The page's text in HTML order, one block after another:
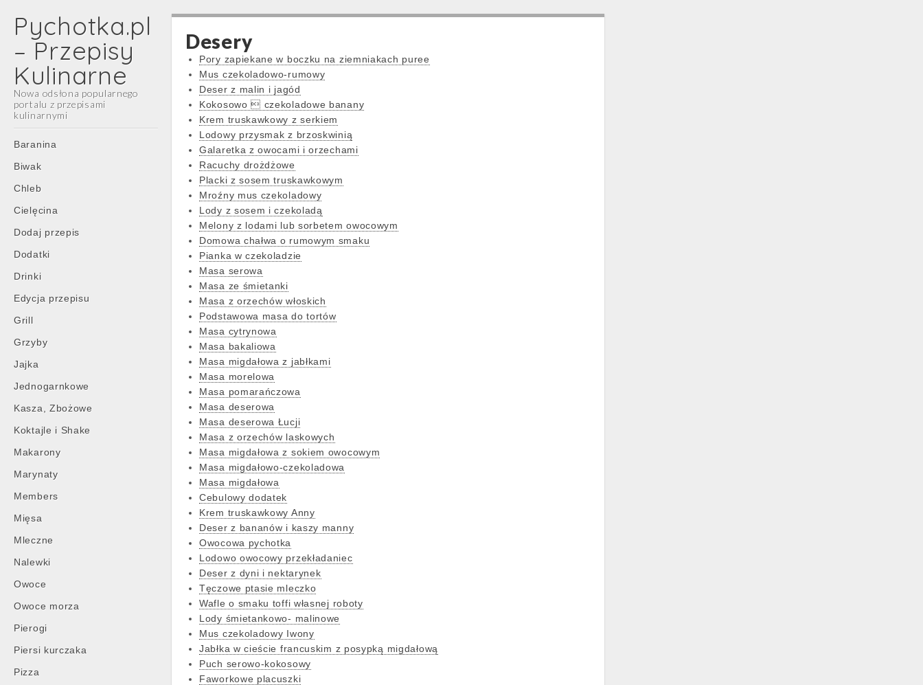
Pychotka.pl
– Przepisy
Kulinarne
Nowa odsłona popularnego
portalu z przepisami
kulinarnymi
Main
menu
Skip
content
Baranina
Biwak
Chleb
Cielęcina
Dodaj przepis
Dodatki
Drinki
Edycja przepisu
Grill
Grzyby
Jajka
Jednogarnkowe
Kasza, Zbożowe
Koktajle i Shake
Makarony
Marynaty
Members
Mięsa
Mleczne
Nalewki
Owoce
Owoce morza
Pierogi
Piersi kurczaka
Pizza
Desery
Pory zapiekane w boczku na ziemniakach puree
Mus czekoladowo-rumowy
Deser z malin i jagód
Kokosowo  czekoladowe banany
Krem truskawkowy z serkiem
Lodowy przysmak z brzoskwinią
Galaretka z owocami i orzechami
Racuchy drożdżowe
Placki z sosem truskawkowym
Mroźny mus czekoladowy
Lody z sosem i czekoladą
Melony z lodami lub sorbetem owocowym
Domowa chałwa o rumowym smaku
Pianka w czekoladzie
Masa serowa
Masa ze śmietanki
Masa z orzechów włoskich
Podstawowa masa do tortów
Masa cytrynowa
Masa bakaliowa
Masa migdałowa z jabłkami
Masa morelowa
Masa pomarańczowa
Masa deserowa
Masa deserowa Łucji
Masa z orzechów laskowych
Masa migdałowa z sokiem owocowym
Masa migdałowo-czekoladowa
Masa migdałowa
Cebulowy dodatek
Krem truskawkowy Anny
Deser z bananów i kaszy manny
Owocowa pychotka
Lodowo owocowy przekładaniec
Deser z dyni i nektarynek
Tęczowe ptasie mleczko
Wafle o smaku toffi własnej roboty
Lody śmietankowo- malinowe
Mus czekoladowy Iwony
Jabłka w cieście francuskim z posypką migdałową
Puch serowo-kokosowy
Faworkowe placuszki